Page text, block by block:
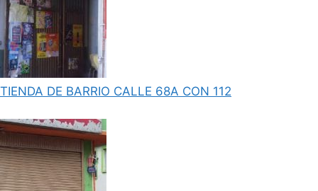
TIENDA DE BARRIO CALLE 68A CON 112